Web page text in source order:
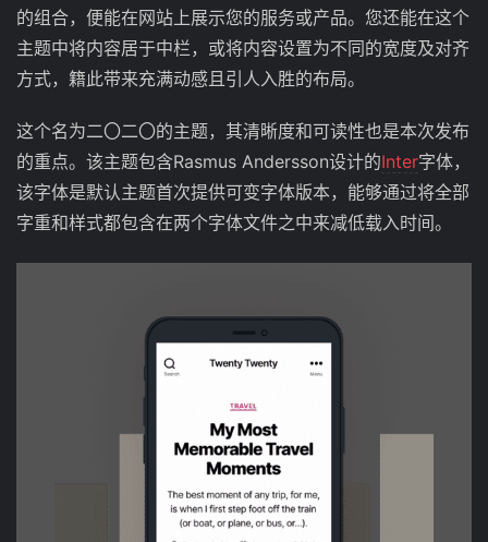
的组合，便能在网站上展示您的服务或产品。您还能在这个
主题中将内容居于中栏，或将内容设置为不同的宽度及对齐
方式，籍此带来充满动感且引人入胜的布局。
这个名为二〇二〇的主题，其清晰度和可读性也是本次发布
的重点。该主题包含Rasmus Andersson设计的Inter字体，
该字体是默认主题首次提供可变字体版本，能够通过将全部
字重和样式都包含在两个字体文件之中来减低载入时间。